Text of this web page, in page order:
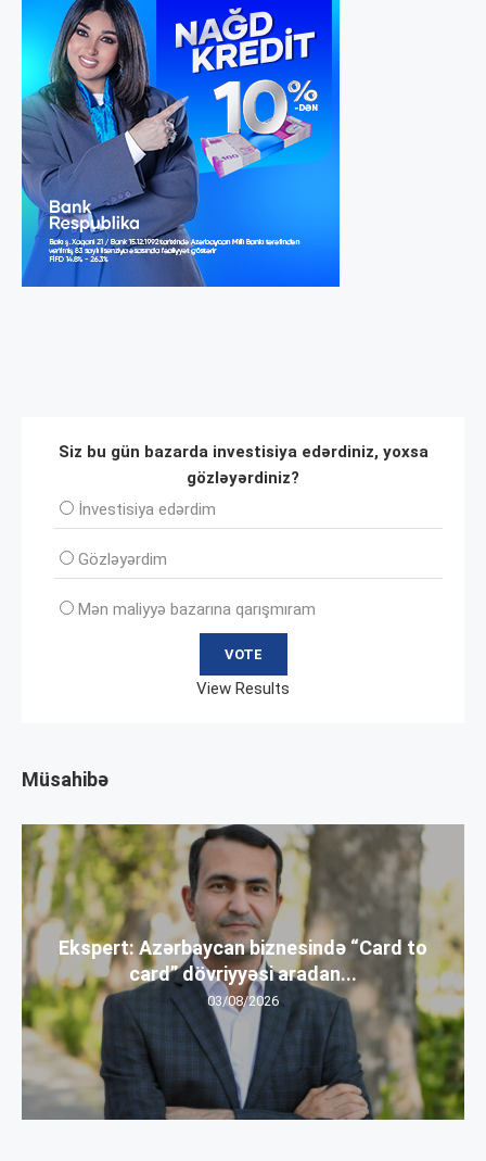
Siz bu gün bazarda investisiya edərdiniz, yoxsa
gözləyərdiniz?
İnvеstisiya edərdim
Gözləyərdim
Mən maliyyə bazarına qarışmıram
View Results
Müsahibə
Ekspert: Azərbaycan biznesində “Card to
card” dövriyyəsi aradan...
03/08/2026